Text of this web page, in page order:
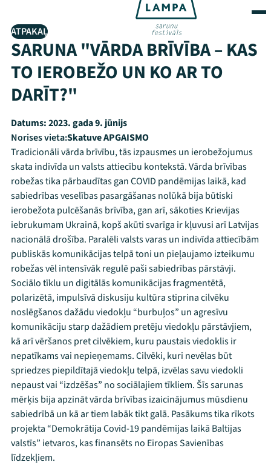
ATPAKAĻ
SARUNA "VĀRDA BRĪVĪBA – KAS
TO IEROBEŽO UN KO AR TO
DARĪT?"
Datums:2023. gada 9. jūnijs
Norises vieta:Skatuve APGAISMO
Tradicionāli vārda brīvību, tās izpausmes un ierobežojumus
skata indivīda un valsts attiecību kontekstā. Vārda brīvības
robežas tika pārbaudītas gan COVID pandēmijas laikā, kad
sabiedrības veselības pasargāšanas nolūkā bija būtiski
ierobežota pulcēšanās brīvība, gan arī, sākoties Krievijas
iebrukumam Ukrainā, kopš akūti svarīga ir kļuvusi arī Latvijas
nacionālā drošība. Paralēli valsts varas un indivīda attiecībām
publiskās komunikācijas telpā toni un pieļaujamo izteikumu
robežas vēl intensīvāk regulē paši sabiedrības pārstāvji.
Sociālo tīklu un digitālās komunikācijas fragmentētā,
polarizētā, impulsīvā diskusiju kultūra stiprina cilvēku
noslēgšanos dažādu viedokļu “burbuļos” un agresīvu
komunikāciju starp dažādiem pretēju viedokļu pārstāvjiem,
kā arī vēršanos pret cilvēkiem, kuru paustais viedoklis ir
nepatīkams vai nepieņemams. Cilvēki, kuri nevēlas būt
spriedzes piepildītajā viedokļu telpā, izvēlas savu viedokli
nepaust vai “izdzēšas” no sociālajiem tīkliem. Šīs sarunas
mērķis bija apzināt vārda brīvības izaicinājumus mūsdienu
sabiedrībā un kā ar tiem labāk tikt galā. Pasākums tika rīkots
projekta “Demokrātija Covid-19 pandēmijas laikā Baltijas
valstīs” ietvaros, kas finansēts no Eiropas Savienības
līdzekļiem.